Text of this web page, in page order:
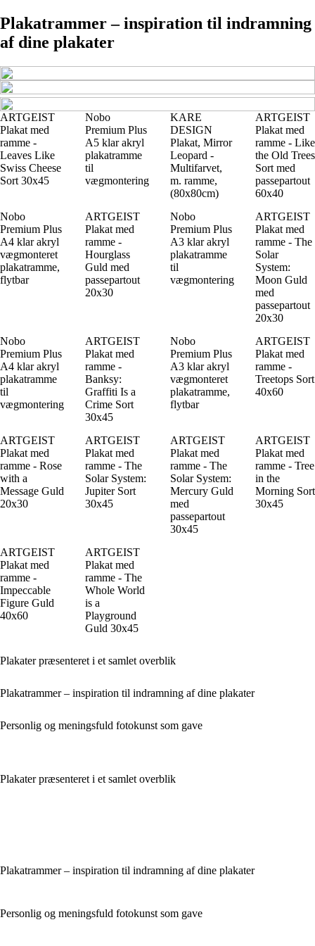
Plakatrammer – inspiration til indramning
af dine plakater
ARTGEIST
Plakat med
ramme -
Leaves Like
Swiss Cheese
Sort 30x45
Nobo
Premium Plus
A5 klar akryl
plakatramme
til
vægmontering
KARE
DESIGN
Plakat, Mirror
Leopard -
Multifarvet,
m. ramme,
(80x80cm)
ARTGEIST
Plakat med
ramme - Like
the Old Trees
Sort med
passepartout
60x40
Nobo
Premium Plus
A4 klar akryl
vægmonteret
plakatramme,
flytbar
ARTGEIST
Plakat med
ramme -
Hourglass
Guld med
passepartout
20x30
Nobo
Premium Plus
A3 klar akryl
plakatramme
til
vægmontering
ARTGEIST
Plakat med
ramme - The
Solar
System:
Moon Guld
med
passepartout
20x30
Nobo
Premium Plus
A4 klar akryl
plakatramme
til
vægmontering
ARTGEIST
Plakat med
ramme -
Banksy:
Graffiti Is a
Crime Sort
30x45
Nobo
Premium Plus
A3 klar akryl
vægmonteret
plakatramme,
flytbar
ARTGEIST
Plakat med
ramme -
Treetops Sort
40x60
ARTGEIST
Plakat med
ramme - Rose
with a
Message Guld
20x30
ARTGEIST
Plakat med
ramme - The
Solar System:
Jupiter Sort
30x45
ARTGEIST
Plakat med
ramme - The
Solar System:
Mercury Guld
med
passepartout
30x45
ARTGEIST
Plakat med
ramme - Tree
in the
Morning Sort
30x45
ARTGEIST
Plakat med
ramme -
Impeccable
Figure Guld
40x60
ARTGEIST
Plakat med
ramme - The
Whole World
is a
Playground
Guld 30x45
Plakater præsenteret i et samlet overblik
Plakatrammer – inspiration til indramning af dine plakater
Personlig og meningsfuld fotokunst som gave
Plakater præsenteret i et samlet overblik
Plakatrammer – inspiration til indramning af dine plakater
Personlig og meningsfuld fotokunst som gave